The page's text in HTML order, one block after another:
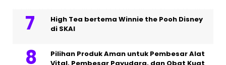
High Tea bertema Winnie the Pooh Disney
di SKAI
Pilihan Produk Aman untuk Pembesar Alat